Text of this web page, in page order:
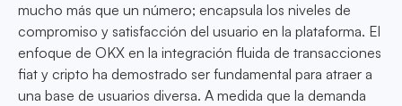
mucho más que un número; encapsula los niveles de
compromiso y satisfacción del usuario en la plataforma. El
enfoque de OKX en la integración fluida de transacciones
fiat y cripto ha demostrado ser fundamental para atraer a
una base de usuarios diversa. A medida que la demanda